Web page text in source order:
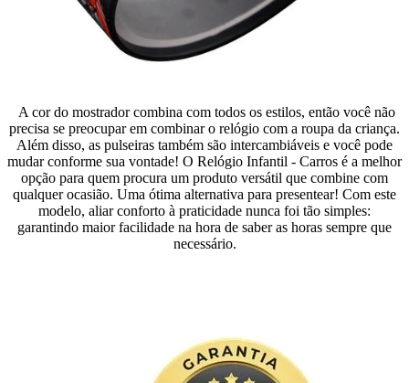
A cor do mostrador combina com todos os estilos, então você não
precisa se preocupar em combinar o relógio com a roupa da criança.
Além disso, as pulseiras também são intercambiáveis e você pode
mudar conforme sua vontade! O Relógio Infantil - Carros é a melhor
opção para quem procura um produto versátil que combine com
qualquer ocasião. Uma ótima alternativa para presentear! Com este
modelo, aliar conforto à praticidade nunca foi tão simples:
garantindo maior facilidade na hora de saber as horas sempre que
necessário.